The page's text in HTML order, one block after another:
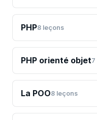
PHP8 leçons
PHP orienté objet7
La POO8 leçons